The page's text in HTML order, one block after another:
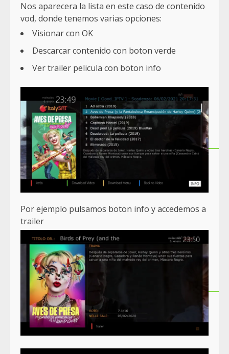
Nos aparecera la lista en este caso de contenido
vod, donde tenemos varias opciones:
Visionar con OK
Descarcar contenido con boton verde
Ver trailer pelicula con boton info
Por ejemplo pulsamos boton info y accedemos a
trailer